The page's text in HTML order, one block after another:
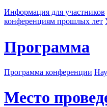
Информация для участников
конференциям прошлых лет
Программа
Программа конференции
Место